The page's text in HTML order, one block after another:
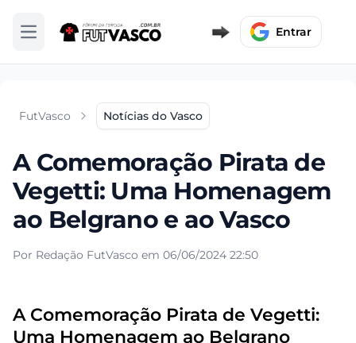
Abrir menu Entrar
FutVasco Notícias do Vasco
A Comemoração Pirata de
Vegetti: Uma Homenagem
ao Belgrano e ao Vasco
Por Redação FutVasco em 06/06/2024 22:50
A Comemoração Pirata de Vegetti:
Uma Homenagem ao Belgrano